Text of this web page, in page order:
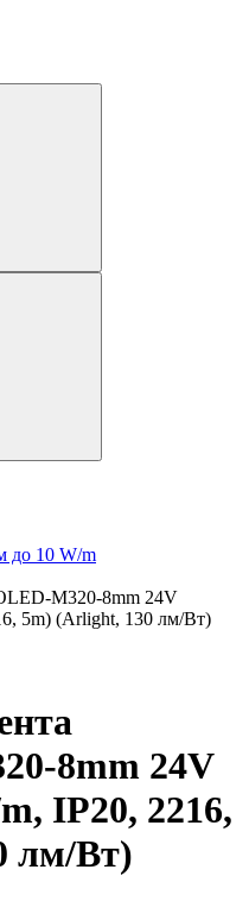
до 10 W/m
M320-8mm 24V
5m) (Arlight, 130 лм/Вт)
8mm 24V
IP20, 2216,
лм/Вт)